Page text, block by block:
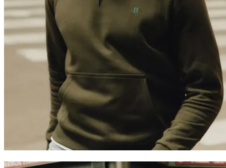
T-Shirts
Shorts